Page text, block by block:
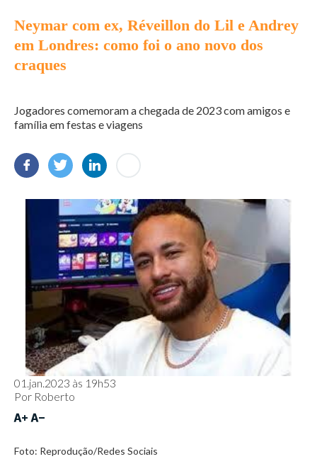
Neymar com ex, Réveillon do Lil e Andrey
em Londres: como foi o ano novo dos
craques
Jogadores comemoram a chegada de 2023 com amigos e
família em festas e viagens
01.jan.2023 às 19h53
Por Roberto
Foto: Reprodução/Redes Sociais